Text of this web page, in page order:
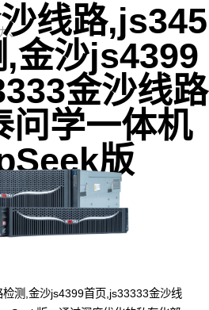
、
线路,js345
金沙js4399
金沙线路
问学一体机
版
测,金沙js4399首页,js33333金沙线